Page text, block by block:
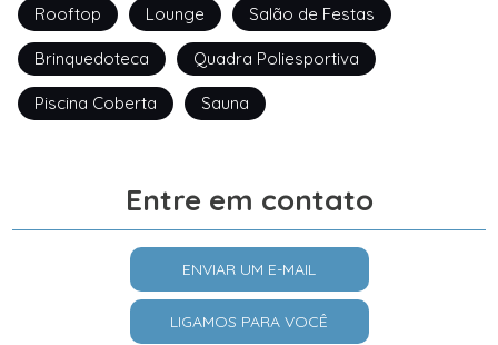
Rooftop Lounge Salão de Festas
Brinquedoteca Quadra Poliesportiva
Piscina Coberta Sauna
Entre em contato
ENVIAR UM E-MAIL
LIGAMOS PARA VOCÊ